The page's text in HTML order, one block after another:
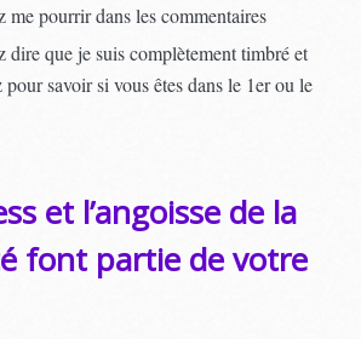
me pourrir dans les commentaires
dire que je suis complètement timbré et
pour savoir si vous êtes dans le 1er ou le
et l’angoisse de la
font partie de votre